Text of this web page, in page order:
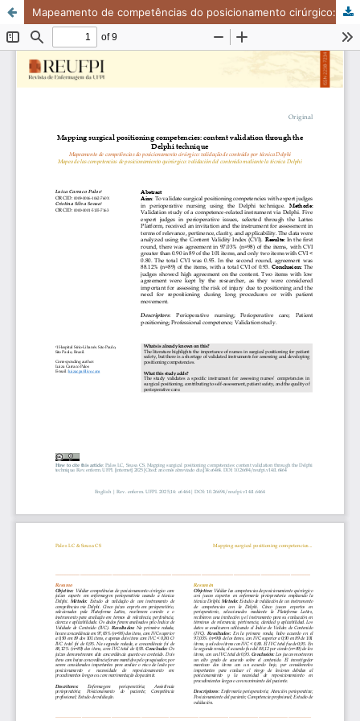
Mapeamento de competências do posicionamento cirúrgico: validação de conteúdo por técnica Delphi